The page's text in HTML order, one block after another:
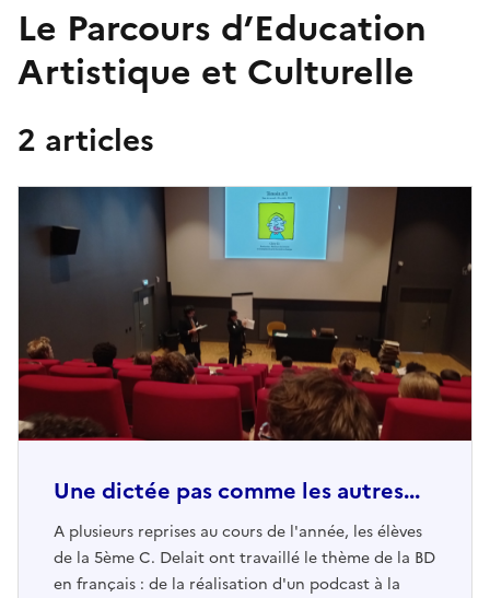
Le Parcours d’Education
Artistique et Culturelle
2 articles
Une dictée pas comme les autres...
A plusieurs reprises au cours de l'année, les élèves
de la 5ème C. Delait ont travaillé le thème de la BD
en français : de la réalisation d'un podcast à la